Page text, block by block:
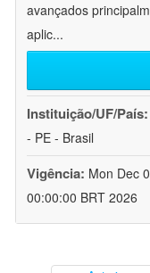
avançados
aplic...
Instituição/UF/País:
- PE - Brasil
Vigência: Mon Dec
00:00:00 BRT 2026